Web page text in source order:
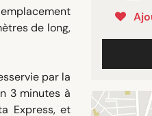
de long,
par la
3 minutes à
Express, et